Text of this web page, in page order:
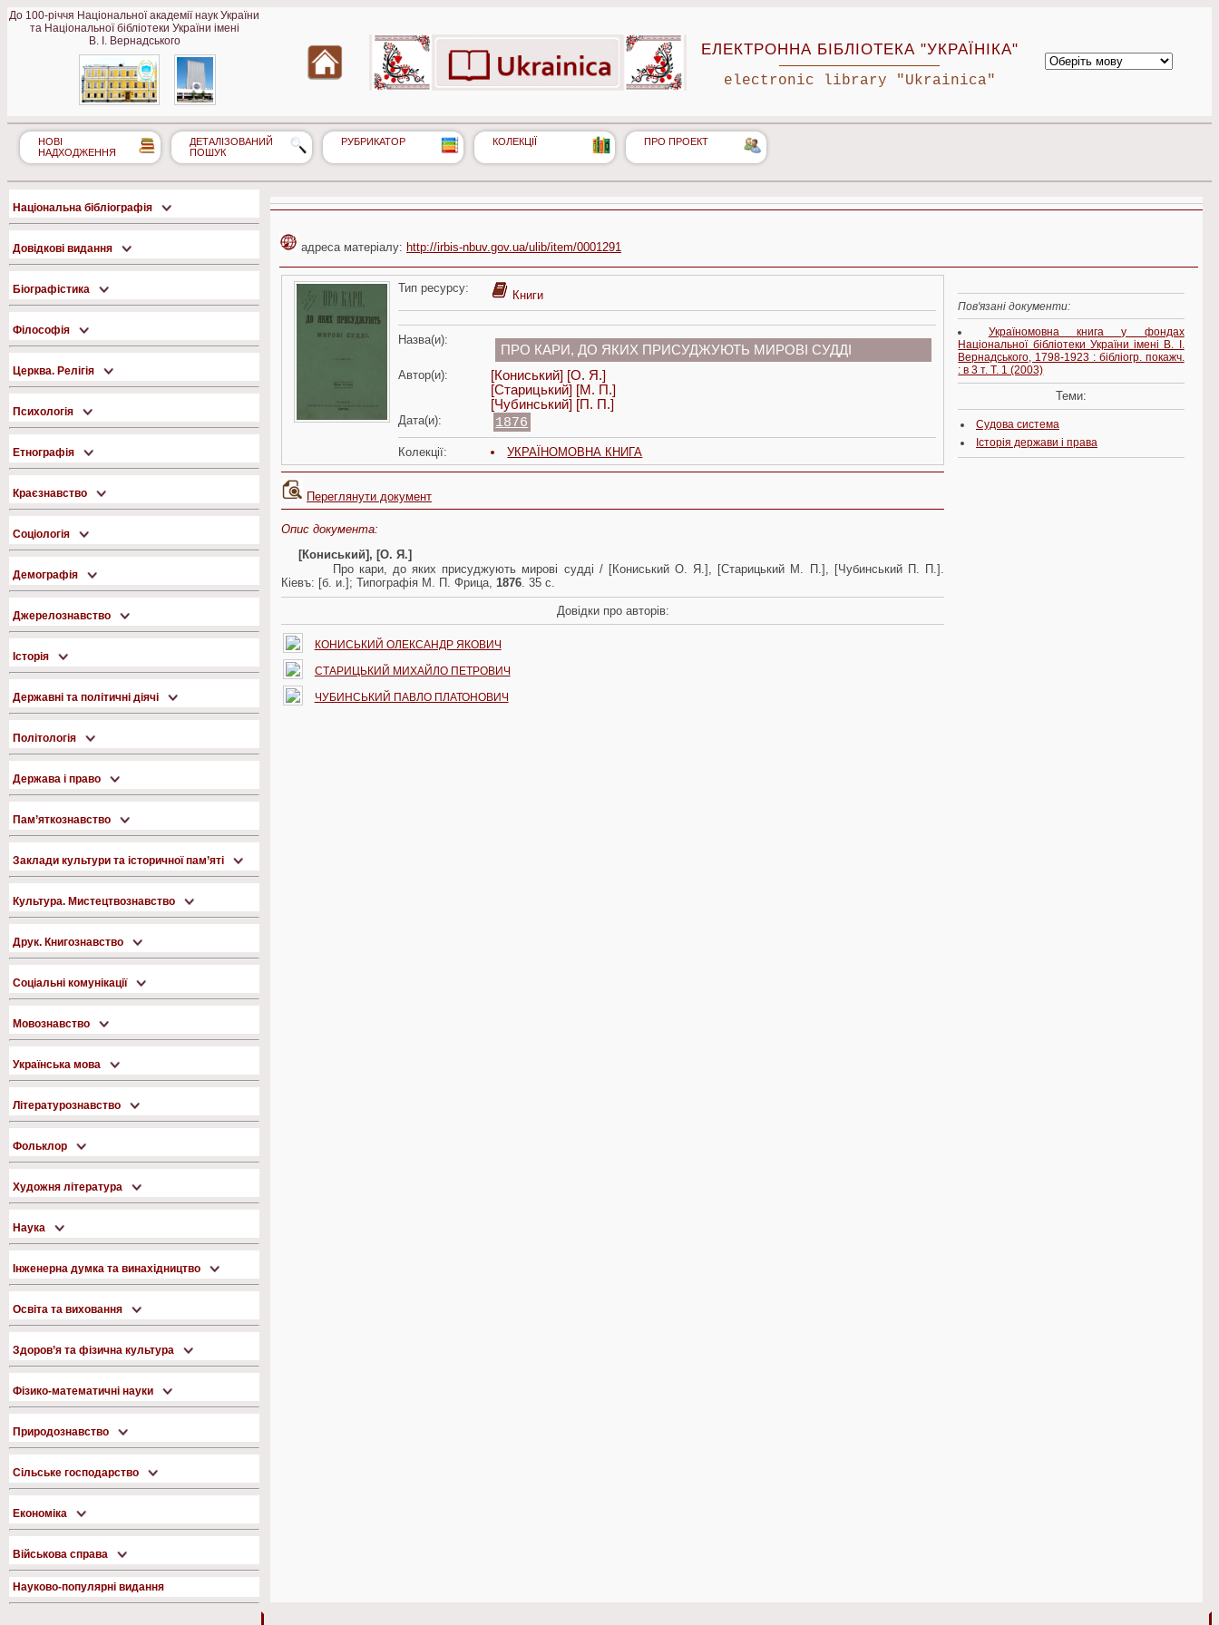
До 100-річчя Національної академії наук України
та Національної бібліотеки України імені
В. І. Вернадського
ЕЛЕКТРОННА БІБЛІОТЕКА "УКРАЇНІКА"
electronic library "Ukrainica"
НОВІ
НАДХОДЖЕННЯ
ДЕТАЛІЗОВАНИЙ
ПОШУК
РУБРИКАТОР КОЛЕКЦІЇ ПРО ПРОЕКТ
Національна бібліографія
Довідкові видання
Біографістика
Філософія
Церква. Релігія
Психологія
Етнографія
Краєзнавство
Соціологія
Демографія
Джерелознавство
Історія
Державні та політичні діячі
Політологія
Держава і право
Пам’яткознавство
Заклади культури та історичної пам’яті
Культура. Мистецтвознавство
Друк. Книгознавство
Соціальні комунікації
Мовознавство
Українська мова
Літературознавство
Фольклор
Художня література
Наука
Інженерна думка та винахідництво
Освіта та виховання
Здоров’я та фізична культура
Фізико-математичні науки
Природознавство
Сільське господарство
Економіка
Військова справа
Науково-популярні видання
адреса матеріалу: http://irbis-nbuv.gov.ua/ulib/item/0001291
Тип ресурсу:
Книги
Назва(и):
ПPО КАPИ, ДО ЯКИХ ПPИСУДЖУЮТЬ МИPОВІ СУДДІ
Автор(и):
[Кониський] [О. Я.]
[Стаpицький] [М. П.]
[Чубинський] [П. П.]
Дата(и): 1876
Колекції: УКРАЇНОМОВНА КНИГА
Переглянути документ
Опис документа:
[Кониський], [О. Я.]
Пpо каpи, до яких пpисуджують миpові судді / [Кониський О. Я.], [Стаpицький М. П.], [Чубинський П. П.].
Кіевъ: [б. и.]; Типографія М. П. Фрица, 1876. 35 c.
Довідки про авторів:
КОНИСЬКИЙ ОЛЕКСАНДР ЯКОВИЧ
СТАРИЦЬКИЙ МИХАЙЛО ПЕТРОВИЧ
ЧУБИНСЬКИЙ ПАВЛО ПЛАТОНОВИЧ
Пов'язані документи:
Україномовна книга у фондах
Національної бібліотеки України імені В. І.
Вернадського, 1798-1923 : бібліогр. покажч.
: в 3 т. Т. 1 (2003)
Теми:
Судова система
Історія держави і права